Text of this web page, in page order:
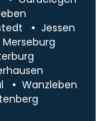
Jessen
Merseburg
Wanzleben